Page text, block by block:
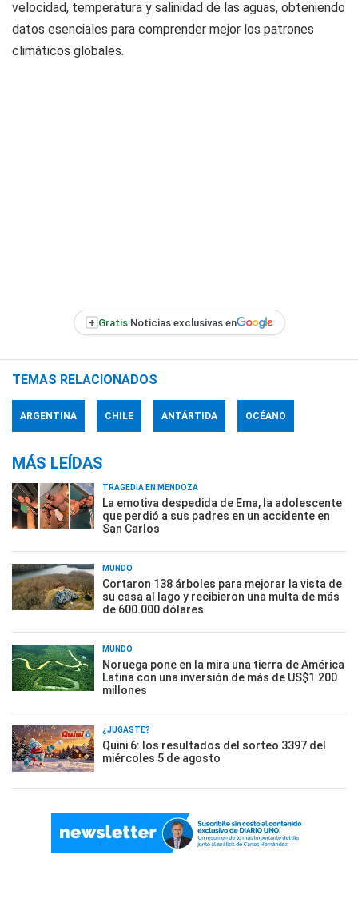
velocidad, temperatura y salinidad de las aguas, obteniendo
datos esenciales para comprender mejor los patrones
climáticos globales.
+ Gratis:Noticias exclusivas en
TEMAS RELACIONADOS
ARGENTINA CHILE ANTÁRTIDA OCÉANO
MÁS LEÍDAS
TRAGEDIA EN MENDOZA
La emotiva despedida de Ema, la adolescente
que perdió a sus padres en un accidente en
San Carlos
MUNDO
Cortaron 138 árboles para mejorar la vista de
su casa al lago y recibieron una multa de más
de 600.000 dólares
MUNDO
Noruega pone en la mira una tierra de América
Latina con una inversión de más de US$1.200
millones
¿JUGASTE?
Quini 6: los resultados del sorteo 3397 del
miércoles 5 de agosto